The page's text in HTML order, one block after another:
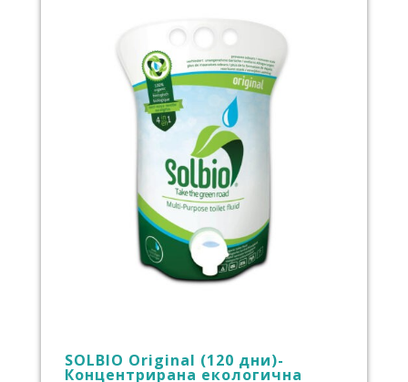
through
76.00 €
(148.64
SOLBIO Original (120 дни)-
Концентрирана екологична